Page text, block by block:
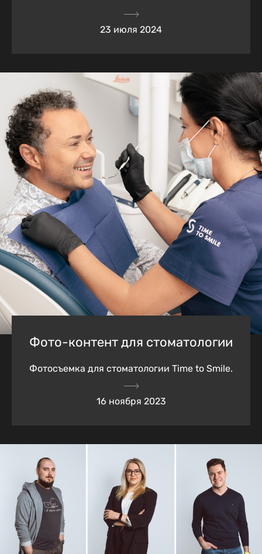
23 июля 2024
Фото-контент для стоматологии
Фотосъемка для стоматологии Time to Smile.
16 ноября 2023